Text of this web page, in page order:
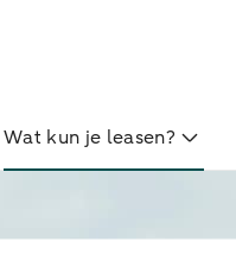
Wat kun je leasen?